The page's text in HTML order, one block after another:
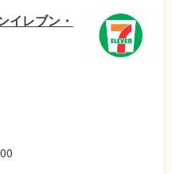
イレブン・